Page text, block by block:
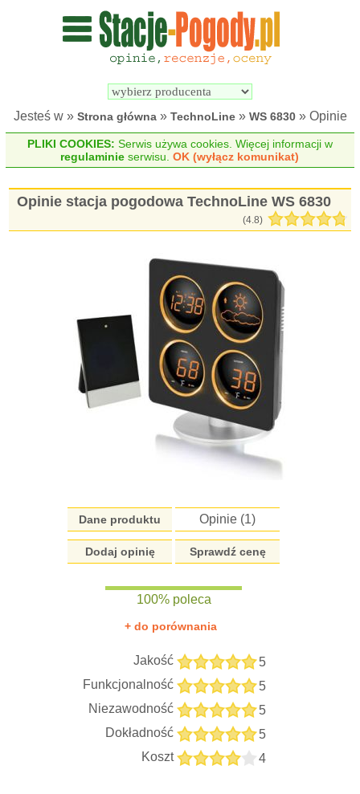
Wyszukiwarka
pogodowych
Jesteś w » Strona główna» TechnoLine» WS 6830» Opinie
PLIKI COOKIES: Serwis używa cookies. Więcej informacji w
regulaminie serwisu.OK (wyłącz komunikat)
Opinie stacja pogodowa TechnoLine WS 6830
(4.8)
Dane produktu Opinie (1)
Dodaj opinię Sprawdź cenę
100% poleca
+ do porównania
Jakość
5
Funkcjonalność
5
Niezawodność
5
Dokładność
5
Koszt
4